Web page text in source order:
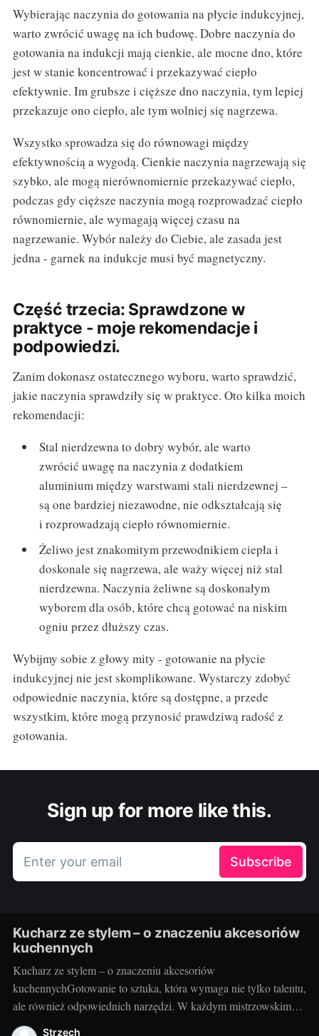
Wybierając naczynia do gotowania na płycie indukcyjnej,
warto zwrócić uwagę na ich budowę. Dobre naczynia do
gotowania na indukcji mają cienkie, ale mocne dno, które
jest w stanie koncentrować i przekazywać ciepło
efektywnie. Im grubsze i cięższe dno naczynia, tym lepiej
przekazuje ono ciepło, ale tym wolniej się nagrzewa.
Wszystko sprowadza się do równowagi między
efektywnością a wygodą. Cienkie naczynia nagrzewają się
szybko, ale mogą nierównomiernie przekazywać ciepło,
podczas gdy cięższe naczynia mogą rozprowadzać ciepło
równomiernie, ale wymagają więcej czasu na
nagrzewanie. Wybór należy do Ciebie, ale zasada jest
jedna - garnek na indukcje musi być magnetyczny.
Część trzecia: Sprawdzone w
praktyce - moje rekomendacje i
podpowiedzi.
Zanim dokonasz ostatecznego wyboru, warto sprawdzić,
jakie naczynia sprawdziły się w praktyce. Oto kilka moich
rekomendacji:
Stal nierdzewna to dobry wybór, ale warto
zwrócić uwagę na naczynia z dodatkiem
aluminium między warstwami stali nierdzewnej –
są one bardziej niezawodne, nie odkształcają się
i rozprowadzają ciepło równomiernie.
Żeliwo jest znakomitym przewodnikiem ciepła i
doskonale się nagrzewa, ale waży więcej niż stal
nierdzewna. Naczynia żeliwne są doskonałym
wyborem dla osób, które chcą gotować na niskim
ogniu przez dłuższy czas.
Wybijmy sobie z głowy mity - gotowanie na płycie
indukcyjnej nie jest skomplikowane. Wystarczy zdobyć
odpowiednie naczynia, które są dostępne, a przede
wszystkim, które mogą przynosić prawdziwą radość z
gotowania.
Sign up for more like this.
Enter your email Subscribe
Kucharz ze stylem – o znaczeniu akcesoriów
kuchennych
Kucharz ze stylem – o znaczeniu akcesoriów
kuchennychGotowanie to sztuka, która wymaga nie tylko talentu,
ale również odpowiednich narzędzi. W każdym mistrzowskim
daniu, za wyrafinowanym smakiem i estetycznym podaniem,
Strzech